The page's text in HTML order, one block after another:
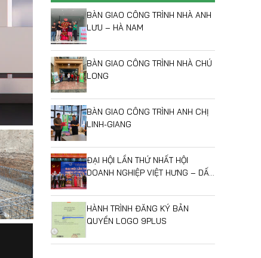
BÀN GIAO CÔNG TRÌNH NHÀ ANH
LƯU – HÀ NAM
BÀN GIAO CÔNG TRÌNH NHÀ CHÚ
LONG
BÀN GIAO CÔNG TRÌNH ANH CHỊ
LINH-GIANG
ĐẠI HỘI LẦN THỨ NHẤT HỘI
DOANH NGHIỆP VIỆT HƯNG – DẤU
TRIỂN MỚI
HÀNH TRÌNH ĐĂNG KÝ BẢN
QUYỀN LOGO 9PLUS